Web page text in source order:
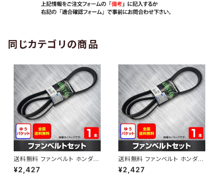
同じカテゴリの商品
送料無料 ファンベルト ホンダ
ゼスト 型式JE1 H18.03～H24.
11 （国内トップメーカー） 1本 H
¥2,427
送料無料 ファンベルト ホンダ ラ
イフ 型式JB6 H15.09～H20.1
1 （国内トップメーカー） 1本 HA
¥2,427